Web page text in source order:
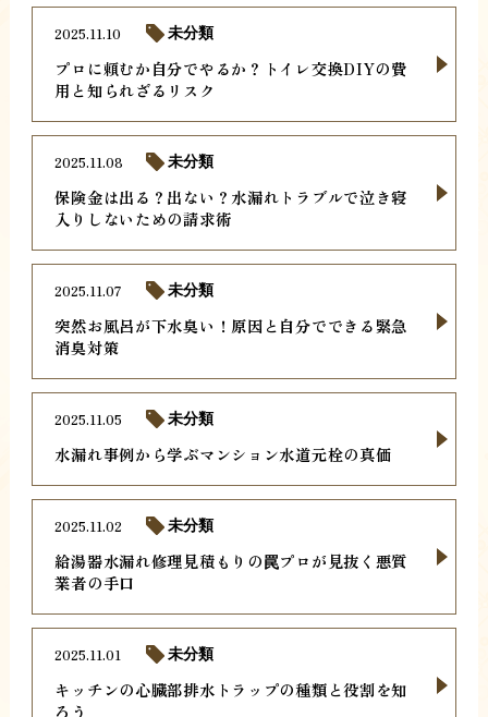
プロに頼むか自分でやるか？トイレ交換DIYの費
用と知られざるリスク
2025.11.10 未分類
保険金は出る？出ない？水漏れトラブルで泣き寝
入りしないための請求術
2025.11.08 未分類
突然お風呂が下水臭い！原因と自分でできる緊急
消臭対策
2025.11.07 未分類
水漏れ事例から学ぶマンション水道元栓の真価
2025.11.05 未分類
給湯器水漏れ修理見積もりの罠プロが見抜く悪質
業者の手口
2025.11.02 未分類
キッチンの心臓部排水トラップの種類と役割を知
ろう
2025.11.01 未分類